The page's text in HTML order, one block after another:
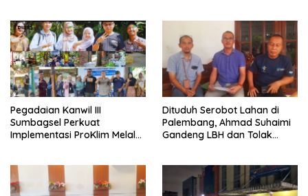
Pegadaian Kanwil III
Sumbagsel Perkuat
Implementasi ProKlim Melalui
Dituduh Serobot Lahan di
Palembang, Ahmad Suhaimi
Gandeng LBH dan Tolak